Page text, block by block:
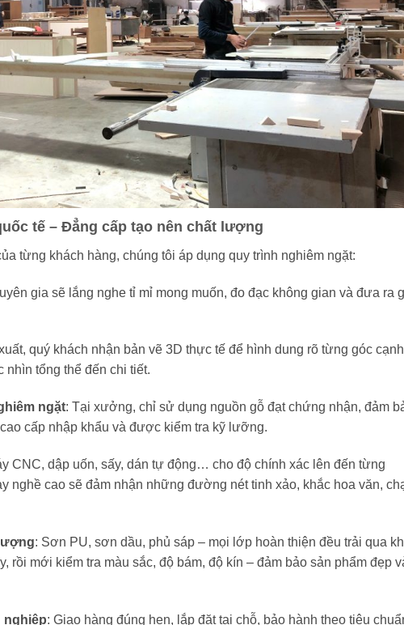
tế – Đẳng cấp tạo nên chất lượng
từng khách hàng, chúng tôi áp dụng quy trình nghiêm ngặt:
gia sẽ lắng nghe tỉ mỉ mong muốn, đo đạc không gian và đưa ra
quý khách nhận bản vẽ 3D thực tế để hình dung rõ từng góc
nhìn tổng thể đến chi tiết.
ngặt: Tại xưởng, chỉ sử dụng nguồn gỗ đạt chứng nhận, đảm
cấp nhập khẩu và được kiểm tra kỹ lưỡng.
CNC, dập uốn, sấy, dán tự động… cho độ chính xác lên đến từng
nghề cao sẽ đảm nhận những đường nét tinh xảo, khắc hoa văn,
: Sơn PU, sơn dầu, phủ sáp – mọi lớp hoàn thiện đều trải qua
rồi mới kiểm tra màu sắc, độ bám, độ kín – đảm bảo sản phẩm đẹp
nghiệp: Giao hàng đúng hẹn, lắp đặt tại chỗ, bảo hành theo tiêu